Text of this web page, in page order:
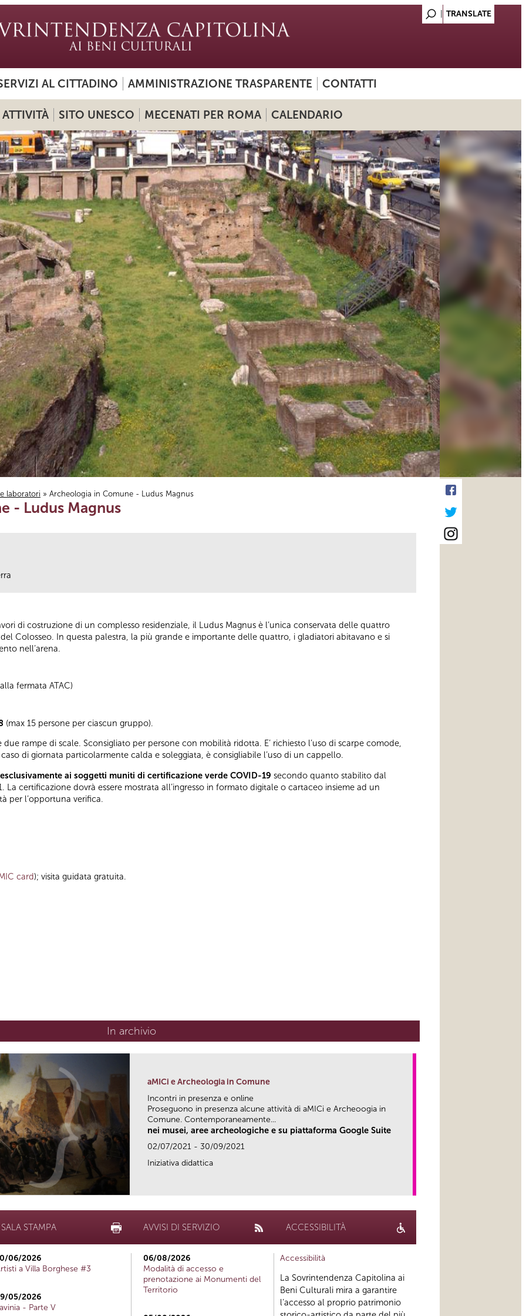
AL CITTADINO AMMINISTRAZIONE TRASPARENTE CONTATTI
ATTIVITÀ SITO UNESCO MECENATI PER ROMA CALENDARIO
laboratori » Archeologia in Comune - Ludus Magnus
- Ludus Magnus
di costruzione di un complesso residenziale, il Ludus Magnus è l’unica conservata delle quattro
Colosseo. In questa palestra, la più grande e importante delle quattro, i gladiatori abitavano e si
nell’arena.
fermata ATAC)
(max 15 persone per ciascun gruppo).
rampe di scale. Sconsigliato per persone con mobilità ridotta. E’ richiesto l’uso di scarpe comode,
di giornata particolarmente calda e soleggiata, è consigliabile l’uso di un cappello.
ai soggetti muniti di certificazione verde COVID-19 secondo quanto stabilito dal
La certificazione dovrà essere mostrata all’ingresso in formato digitale o cartaceo insieme ad un
per l’opportuna verifica.
card); visita guidata gratuita.
In archivio
aMICi e Archeologia in Comune
Incontri in presenza e online
Proseguono in presenza alcune attività di aMICi e Archeoogia in
Comune. Contemporaneamente...
nei musei, aree archeologiche e su piattaforma Google Suite
02/07/2021 - 30/09/2021
Iniziativa didattica
SALA STAMPA
06/2026
a Villa Borghese #3
05/2026
- Parte V
AVVISI DI SERVIZIO
06/08/2026
Modalità di accesso e
prenotazione ai Monumenti del
Territorio
ACCESSIBILITÀ
Accessibilità
La Sovrintendenza Capitolina ai
Beni Culturali mira a garantire
l’accesso al proprio patrimonio